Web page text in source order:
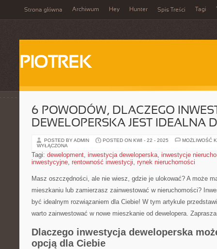
Strona główna Archiwum Hey Hunter Spis Treści Tagi
PIOTREK
6 POWODÓW, DLACZEGO
DEWELOPERSKA JEST IDEALNA
POSTED BY ADMIN POSTED ON KWI - 22 - 2025
MOŻLIWOŚĆ
WYŁĄCZONA
Tagi: dewelopment, inwestycja deweloperska, inwestycje
inwestycyjne, rentowność inwestycji, rynek nieruchomości
Masz oszczędności, ale⁤ nie ‍wiesz,⁢ gdzie je ulokować? A może
mieszkaniu lub zamierzasz zainwestować w‍ nieruchomości?
być idealnym rozwiązaniem dla Ciebie! W tym artykule
warto zainwestować w nowe⁣ mieszkanie od dewelopera.
Dlaczego inwestycja deweloperska
opcją dla Ciebie